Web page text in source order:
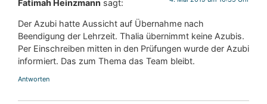
Fatimah Heinzmann sagt:
Der Azubi hatte Aussicht auf Übernahme nach
Beendigung der Lehrzeit. Thalia übernimmt keine Azubis.
Per Einschreiben mitten in den Prüfungen wurde der Azubi
informiert. Das zum Thema das Team bleibt.
Antworten